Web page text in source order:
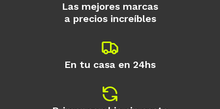
Las mejores marcas
a precios increíbles
En tu casa en 24hs